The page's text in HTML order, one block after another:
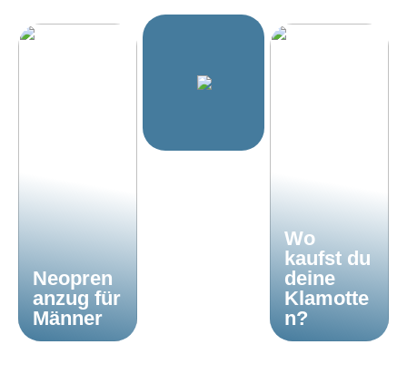
Neopren
anzug für
Männer
Wo
kaufst du
deine
Klamotte
n?